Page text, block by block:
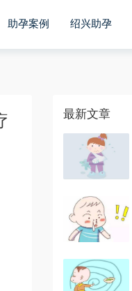
助孕案例 绍兴助孕
最新文章